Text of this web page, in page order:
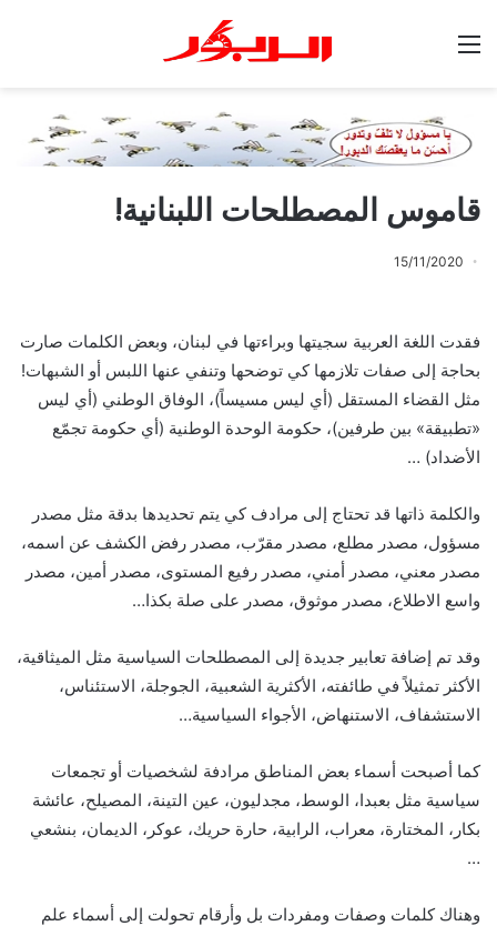
قاموس المصطلحات اللبنانية!
15/11/2020
فقدت اللغة العربية سجيتها وبراءتها في لبنان، وبعض الكلمات صارت
بحاجة إلى صفات تلازمها كي توضحها وتنفي عنها اللبس أو الشبهات!
مثل القضاء المستقل (أي ليس مسيساً)، الوفاق الوطني (أي ليس
«تطبيقة» بين طرفين)، حكومة الوحدة الوطنية (أي حكومة تجمّع
الأضداد) …
والكلمة ذاتها قد تحتاج إلى مرادف كي يتم تحديدها بدقة مثل مصدر
مسؤول، مصدر مطلع، مصدر مقرّب، مصدر رفض الكشف عن اسمه،
مصدر معني، مصدر أمني، مصدر رفيع المستوى، مصدر أمين، مصدر
واسع الاطلاع، مصدر موثوق، مصدر على صلة بكذا…
وقد تم إضافة تعابير جديدة إلى المصطلحات السياسية مثل الميثاقية،
الأكثر تمثيلاً في طائفته، الأكثرية الشعبية، الجوجلة، الاستئناس،
الاستشفاف، الاستنهاض، الأجواء السياسية…
كما أصبحت أسماء بعض المناطق مرادفة لشخصيات أو تجمعات
سياسية مثل بعبدا، الوسط، مجدليون، عين التينة، المصيلح، عائشة
بكار، المختارة، معراب، الرابية، حارة حريك، عوكر، الديمان، بنشعي
…
وهناك كلمات وصفات ومفردات بل وأرقام تحولت إلى أسماء علم